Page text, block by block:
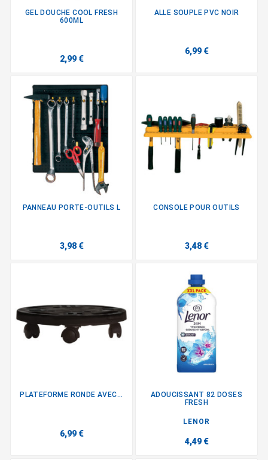
GEL DOUCHE COOL FRESH
600ML
2,99 €
ALLE SOUPLE PVC NOIR
6,99 €
PANNEAU PORTE-OUTILS L
3,98 €
CONSOLE POUR OUTILS
3,48 €
PLATEFORME RONDE AVEC...
6,99 €
ADOUCISSANT 82 DOSES
FRESH
LENOR
4,49 €